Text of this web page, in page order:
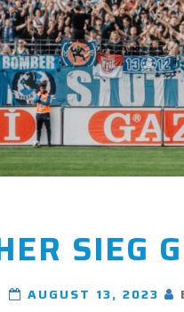
SIEG
AUGUST 13, 2023